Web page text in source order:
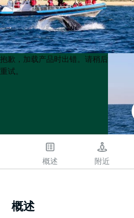
Product
List
Product
List
抱歉，加载产品时出错。请稍后
重试。
概述 附近
概述